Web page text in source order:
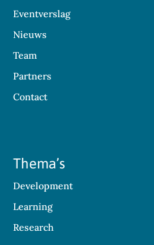
Eventverslag
Nieuws
Team
Partners
Contact
Thema’s
Development
Learning
Research